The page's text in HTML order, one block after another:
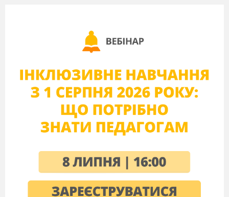
Янчук Н.А
Вінниця, 2012
циклової
комісії викладачів
загальнотехнічних дисциплін